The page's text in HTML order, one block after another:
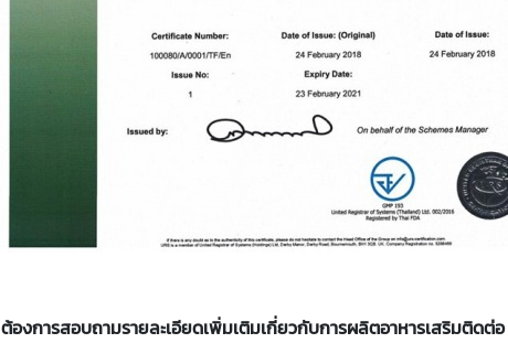
ต้องการสอบถามรายละเอียดเพิ่มเติมเกี่ยวกับการผลิตอาหารเสริมติดต่